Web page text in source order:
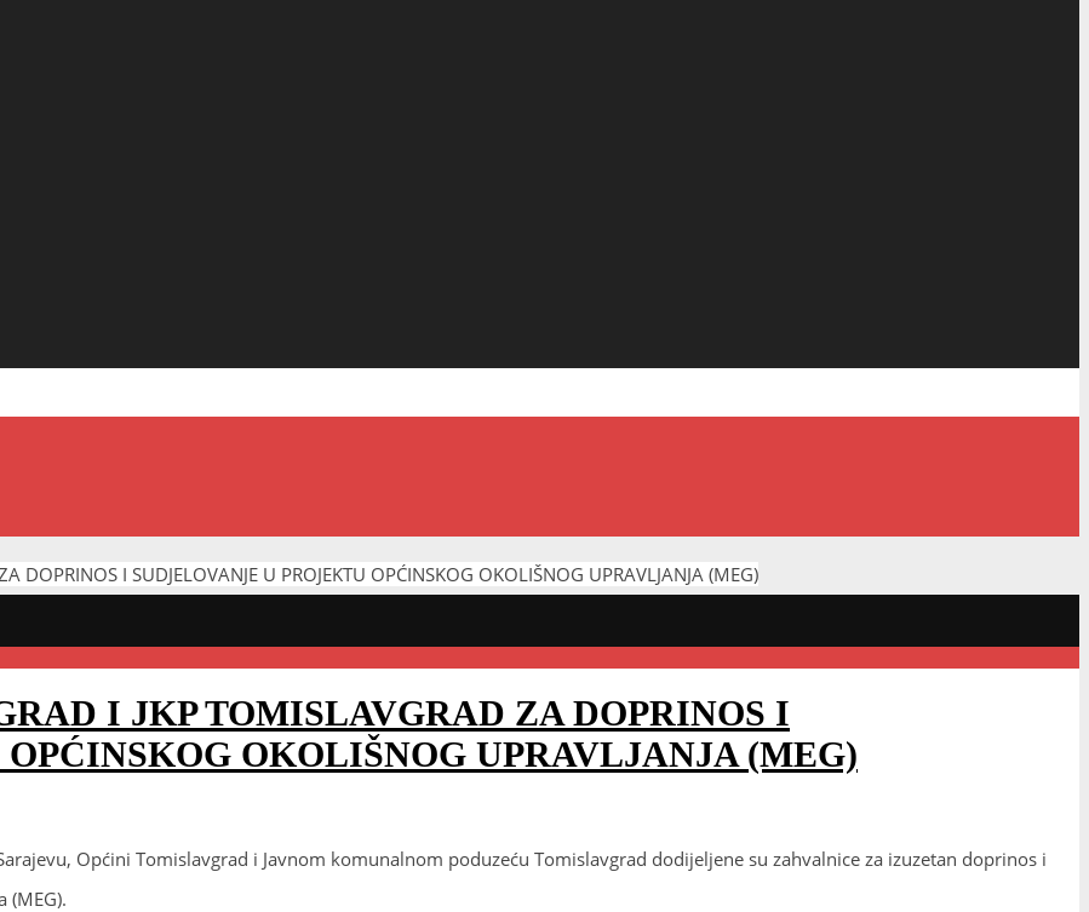
I SUDJELOVANJE U PROJEKTU OPĆINSKOG OKOLIŠNOG UPRAVLJANJA (MEG)
I JKP TOMISLAVGRAD ZA DOPRINOS I
OKOLIŠNOG UPRAVLJANJA (MEG)
Općini Tomislavgrad i Javnom komunalnom poduzeću Tomislavgrad dodijeljene su zahvalnice za izuzetan doprinos i